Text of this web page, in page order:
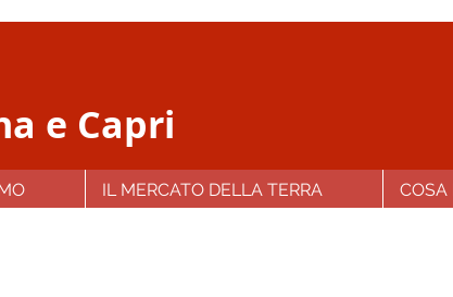
e Capri
IL MERCATO DELLA TERRA COSA